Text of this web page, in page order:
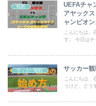
戦術
UEFAチャ
アヤック
ャンピオ
こんにちは。
す。 今日はチ
サッカー観戦 サッカー
こんにちは、
うけど、どう